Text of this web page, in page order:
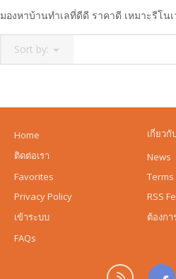
มองหาบ้านทำเลที่ดีดี ราคาดี เหมาะรีโน
Sort by:
Home
เกี่ยวกั
ติดต่อเรา
News
Favorites
Privacy Policy
RSS
เข้าระบบ
ต้องก
FAQs